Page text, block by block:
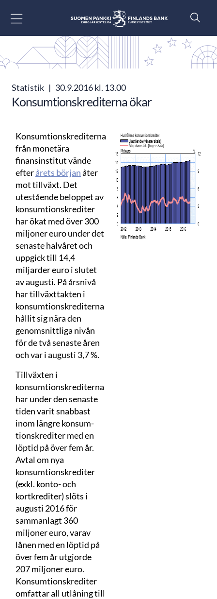
Statistik | 30.9.2016 kl. 13.00
Konsumtionskrediterna ökar
Konsumtionskrediterna
från monetära
finansinstitut vände
efterårets börjanåter
mot tillväxt. Det
utestående beloppet av
konsumtionskrediter
har ökat med över 300
miljoner euro under det
senaste halvåret och
uppgick till 14,4
miljarder euro i slutet
av augusti. På årsnivå
har tillväxttakten i
konsumtionskrediterna
hållit sig nära den
genomsnittliga nivån
för de två senaste åren
och var i augusti 3,7 %.
Tillväxten i
konsumtionskrediterna
har under den senaste
tiden varit snabbast
inom längre konsum­
tionskrediter med en
löptid på över fem år.
Avtal om nya
konsumtionskrediter
(exkl. konto- och
kortkrediter) slöts i
augusti 2016 för
sammanlagt 360
miljoner euro, varav
lånen med en löptid på
över fem år utgjorde
207 miljoner euro.
Konsumtionskrediter
omfattar all utlåning till